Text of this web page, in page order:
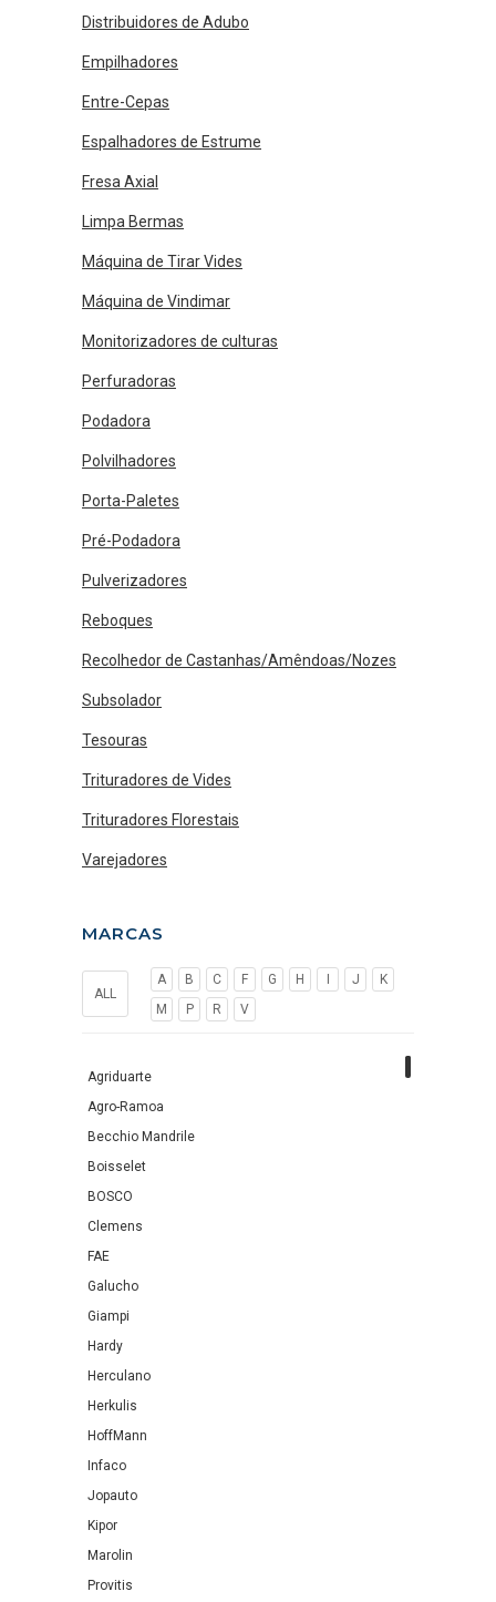
Distribuidores de Adubo
Empilhadores
Entre-Cepas
Espalhadores de Estrume
Fresa Axial
Limpa Bermas
Máquina de Tirar Vides
Máquina de Vindimar
Monitorizadores de culturas
Perfuradoras
Podadora
Polvilhadores
Porta-Paletes
Pré-Podadora
Pulverizadores
Reboques
Recolhedor de Castanhas/Amêndoas/Nozes
Subsolador
Tesouras
Trituradores de Vides
Trituradores Florestais
Varejadores
MARCAS
ALL
A B C F G H J
K
M
P R V
Agriduarte
Agro-Ramoa
Becchio Mandrile
Boisselet
BOSCO
Clemens
FAE
Galucho
Giampi
Hardy
Herculano
Herkulis
HoffMann
Infaco
Jopauto
Kipor
Marolin
Provitis